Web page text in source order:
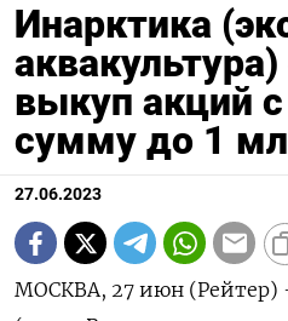
Инарктика
выкуп акций
сумму до 1
27.06.2023
МОСКВА, 27 июн (Рейтер)